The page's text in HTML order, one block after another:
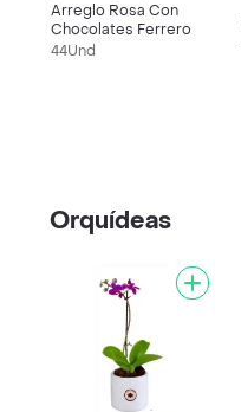
Arreglo Rosa Con
Chocolates Ferrero
44Und
Orquídeas